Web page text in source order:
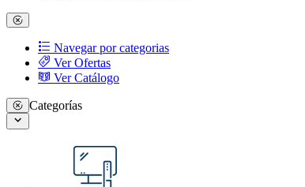
Navegar por categorias
Ver Ofertas
Ver Catálogo
Categorías